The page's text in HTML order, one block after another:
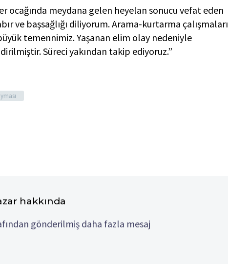
ocağında meydana gelen heyelan sonucu vefat eden
ve başsağlığı diliyorum. Arama-kurtarma çalışmaları
temennimiz. Yaşanan elim olay nedeniyle
Süreci yakından takip ediyoruz.”
hakkında
gönderilmiş daha fazla mesaj